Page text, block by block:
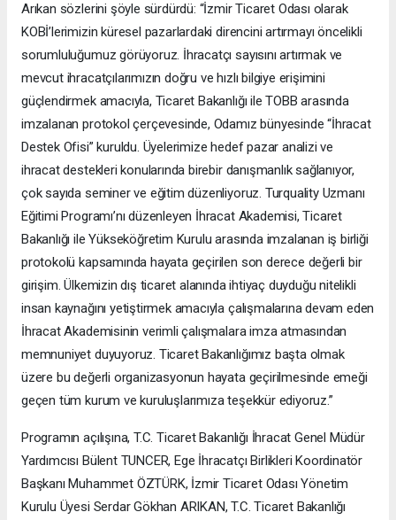
Arıkan sözlerini şöyle sürdürdü: “İzmir Ticaret Odası olarak
KOBİ’lerimizin küresel pazarlardaki direncini artırmayı öncelikli
sorumluluğumuz görüyoruz. İhracatçı sayısını artırmak ve
mevcut ihracatçılarımızın doğru ve hızlı bilgiye erişimini
güçlendirmek amacıyla, Ticaret Bakanlığı ile TOBB arasında
imzalanan protokol çerçevesinde, Odamız bünyesinde “İhracat
Destek Ofisi” kuruldu. Üyelerimize hedef pazar analizi ve
ihracat destekleri konularında birebir danışmanlık sağlanıyor,
çok sayıda seminer ve eğitim düzenliyoruz. Turquality Uzmanı
Eğitimi Programı’nı düzenleyen İhracat Akademisi, Ticaret
Bakanlığı ile Yükseköğretim Kurulu arasında imzalanan iş birliği
protokolü kapsamında hayata geçirilen son derece değerli bir
girişim. Ülkemizin dış ticaret alanında ihtiyaç duyduğu nitelikli
insan kaynağını yetiştirmek amacıyla çalışmalarına devam eden
İhracat Akademisinin verimli çalışmalara imza atmasından
memnuniyet duyuyoruz. Ticaret Bakanlığımız başta olmak
üzere bu değerli organizasyonun hayata geçirilmesinde emeği
geçen tüm kurum ve kuruluşlarımıza teşekkür ediyoruz.”
Programın açılışına, T.C. Ticaret Bakanlığı İhracat Genel Müdür
Yardımcısı Bülent TUNCER, Ege İhracatçı Birlikleri Koordinatör
Başkanı Muhammet ÖZTÜRK, İzmir Ticaret Odası Yönetim
Kurulu Üyesi Serdar Gökhan ARIKAN, T.C. Ticaret Bakanlığı